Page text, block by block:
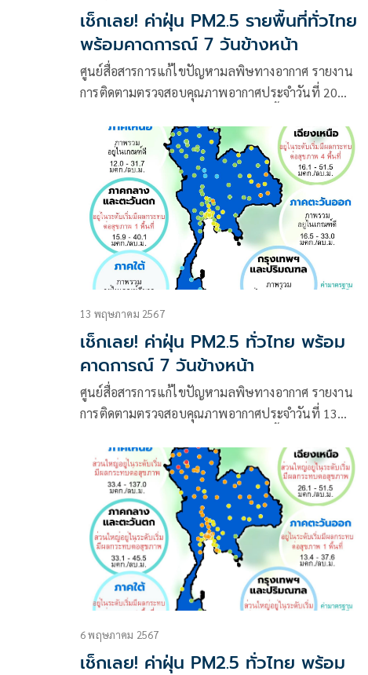
เช็กเลย! ค่าฝุ่น PM2.5 รายพื้นที่ทั่วไทย
พร้อมคาดการณ์ 7 วันข้างหน้า
ศูนย์สื่อสารการแก้ไขปัญหามลพิษทางอากาศ รายงาน
การติดตามตรวจสอบคุณภาพอากาศประจำวันที่ 20
13 พฤษภาคม 2567
เช็กเลย! ค่าฝุ่น PM2.5 ทั่วไทย พร้อม
คาดการณ์ 7 วันข้างหน้า
ศูนย์สื่อสารการแก้ไขปัญหามลพิษทางอากาศ รายงาน
การติดตามตรวจสอบคุณภาพอากาศประจำวันที่ 13
6 พฤษภาคม 2567
เช็กเลย! ค่าฝุ่น PM2.5 ทั่วไทย พร้อม